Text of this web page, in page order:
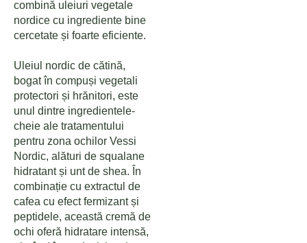
combină uleiuri vegetale
nordice cu ingrediente bine
cercetate și foarte eficiente.
Uleiul nordic de cătină,
bogat în compuși vegetali
protectori și hrănitori, este
unul dintre ingredientele-
cheie ale tratamentului
pentru zona ochilor Vessi
Nordic, alături de squalane
hidratant și unt de shea. În
combinație cu extractul de
cafea cu efect fermizant și
peptidele, această cremă de
ochi oferă hidratare intensă,